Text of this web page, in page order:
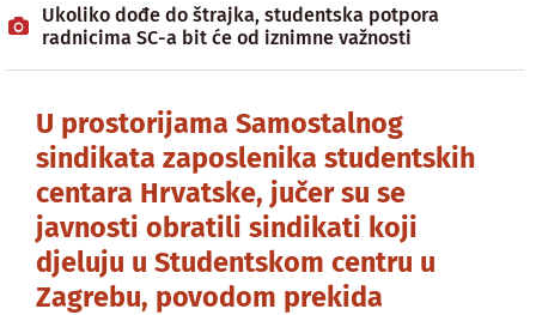
Ukoliko dođe do štrajka, studentska potpora
radnicima SC-a bit će od iznimne važnosti
U prostorijama Samostalnog
sindikata zaposlenika studentskih
centara Hrvatske, jučer su se
javnosti obratili sindikati koji
djeluju u Studentskom centru u
Zagrebu, povodom prekida